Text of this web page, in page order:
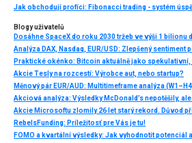
Blogy uživatelů
Dosáhne SpaceX do roku 2030 tržeb ve výši 1 bilionu
Akcie Tesly na rozcestí: Výrobce aut, nebo startup?
Měnový pár EUR/AUD: Multitimeframe analýza
RebelsFunding: Príležitosť pre Vás je tu!
FOMO a kvartální výsledky: Jak vyhodnotit potenciál